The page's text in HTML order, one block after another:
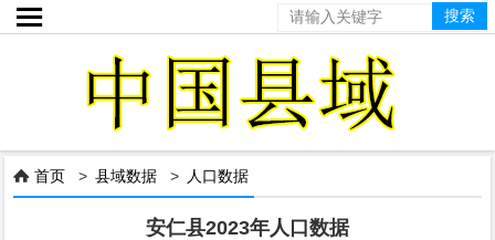

 首页 >县域数据 > 人口数据
安仁县2023年人口数据